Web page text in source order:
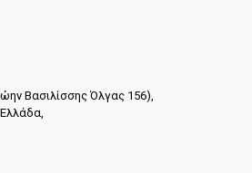
Βασιλίσσης Όλγας 156),